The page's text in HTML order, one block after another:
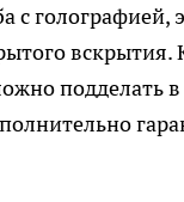
с голографией,
вскрытия.
подделать